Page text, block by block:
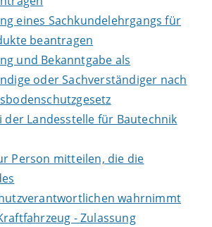
eines Sachkundelehrgangs für
beantragen
und Bekanntgabe als
oder Sachverständiger nach
der Landesstelle für Bautechnik
Person mitteilen, die die
wahrnimmt
- Zulassung